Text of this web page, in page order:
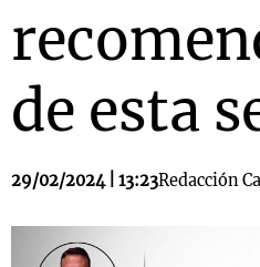
de esta
29/02/2024 | 13:23Redacción